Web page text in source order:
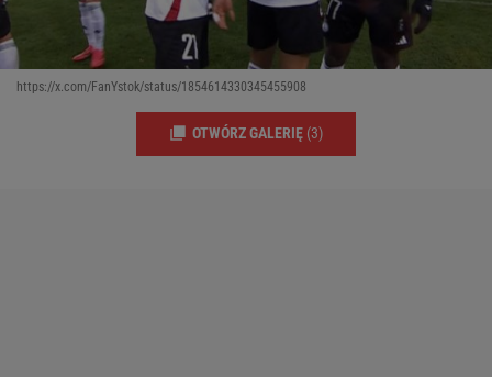
https://x.com/FanYstok/status/1854614330345455908
OTWÓRZ GALERIĘ (3)